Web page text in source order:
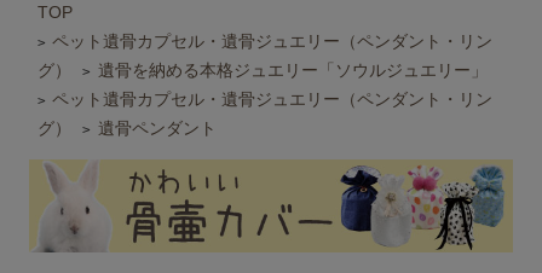
TOP
> ペット遺骨カプセル・遺骨ジュエリー（ペンダント・リン
グ）
> 遺骨を納める本格ジュエリー「ソウルジュエリー」
> ペット遺骨カプセル・遺骨ジュエリー（ペンダント・リン
グ）
> 遺骨ペンダント